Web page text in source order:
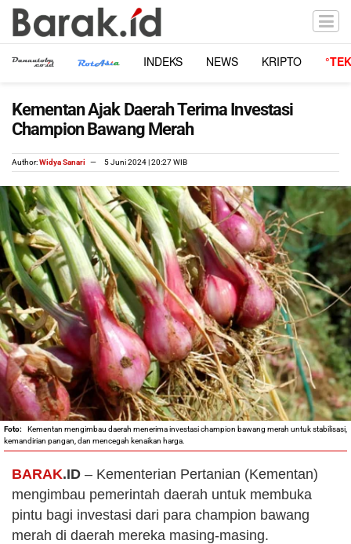
INDEKS NEWS KRIPTO
Kementan Ajak Daerah Terima Investasi
Champion Bawang Merah
Author:Widya Sanari 5 Juni 2024 | 20:27 WIB
Kementan mengimbau daerah menerima investasi champion bawang merah untuk stabilisasi,
kemandirian pangan, dan mencegah kenaikan harga.
BARAK.ID – Kementerian Pertanian (Kementan)
mengimbau pemerintah daerah untuk membuka
pintu bagi investasi dari para champion bawang
merah di daerah mereka masing-masing.